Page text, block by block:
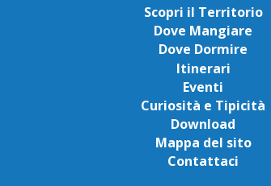
Scopri il Territorio
Dove Mangiare
Dove Dormire
Itinerari
Eventi
Curiosità e Tipicità
Download
Mappa del sito
Contattaci